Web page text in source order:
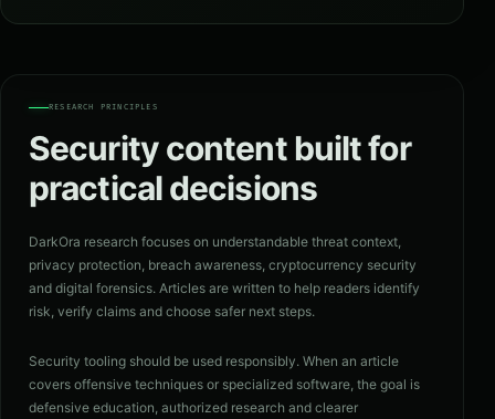
RESEARCH PRINCIPLES
Security content built for
practical decisions
DarkOra research focuses on understandable threat context,
privacy protection, breach awareness, cryptocurrency security
and digital forensics. Articles are written to help readers identify
risk, verify claims and choose safer next steps.
Security tooling should be used responsibly. When an article
covers offensive techniques or specialized software, the goal is
defensive education, authorized research and clearer